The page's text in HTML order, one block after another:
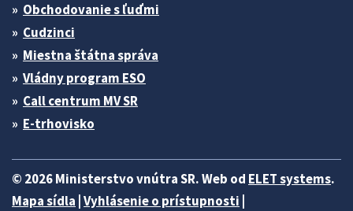
Obchodovanie s ľuďmi
Cudzinci
Miestna štátna správa
Vládny program ESO
Call centrum MV SR
E-trhovisko
© 2026 Ministerstvo vnútra SR. Web od ELET systems.
Mapa sídla Vyhlásenie o prístupnosti